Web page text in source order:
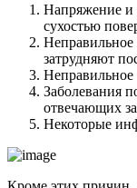
Напряжение и
сухостью
Неправильное
затрудняют
Неправильное
Заболевания
отвечающих
Некоторые